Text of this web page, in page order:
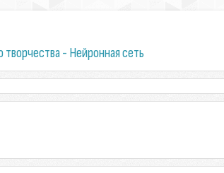
- Нейронная сеть